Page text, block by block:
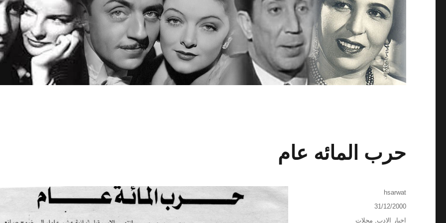
حرب المائه عام
الكاتب
hsarwat
نُشرت
في
31/12/2000
التصنيفات
اخبار الادب, مجلات